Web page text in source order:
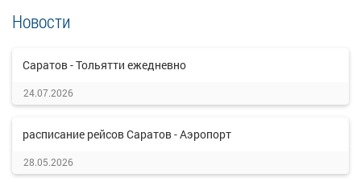
Новости
Саратов - Тольятти ежедневно
24.07.2026
расписание рейсов Саратов - Аэропорт
28.05.2026